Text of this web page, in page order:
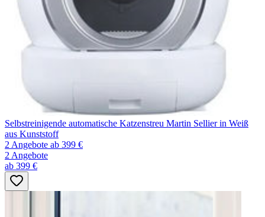
Selbstreinigende automatische Katzenstreu Martin Sellier in Weiß
aus Kunststoff
2 Angebote ab 399 €
2 Angebote
ab 399 €